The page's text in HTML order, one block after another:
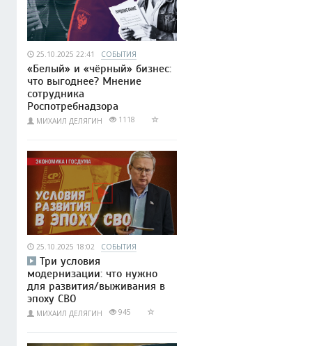
25.10.2025 22:41 СОБЫТИЯ
«Белый» и «чёрный» бизнес:
что выгоднее? Мнение
сотрудника
Роспотребнадзора
МИХАИЛ ДЕЛЯГИН 1118
25.10.2025 18:02 СОБЫТИЯ
Три условия
модернизации: что нужно
для развития/выживания в
эпоху СВО
МИХАИЛ ДЕЛЯГИН 945